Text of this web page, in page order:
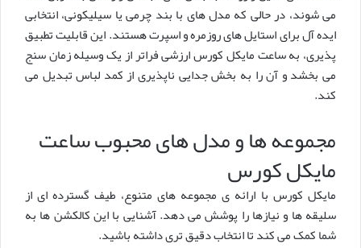
می شوند، در حالی که مدل های با بند چرمی یا سیلیکونی، انتخابی
ایده آل برای استایل های روزمره و اسپرت هستند. این قابلیت تطبیق
پذیری، به ساعت مایکل کورس ارزشی فراتر از یک وسیله زمان سنج
می بخشد و آن را به بخش جدایی ناپذیری از کمد لباس تبدیل می
کند.
مجموعه ها و مدل های محبوب ساعت
مایکل کورس
مایکل کورس با ارائه ی مجموعه های متنوع، طیف گسترده ای از
سلیقه ها و نیازها را پوشش می دهد. آشنایی با این کالکشن ها به
شما کمک می کند تا انتخاب دقیق تری داشته باشید.